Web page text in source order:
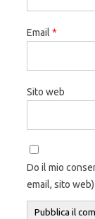
Email *
Sito web
Do il mio
email, sito